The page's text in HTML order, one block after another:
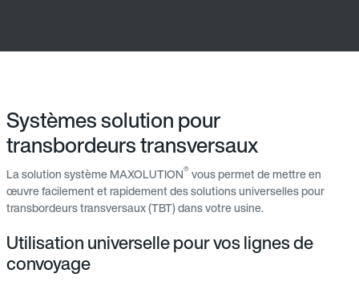
Systèmes solution pour
transbordeurs transversaux
La solution système MAXOLUTION® vous permet de mettre en
œuvre facilement et rapidement des solutions universelles pour
transbordeurs transversaux (TBT) dans votre usine.
Utilisation universelle pour vos lignes de
convoyage